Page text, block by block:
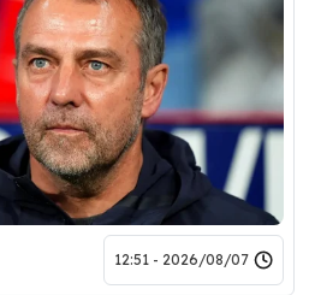
2026/08/07 - 12:51